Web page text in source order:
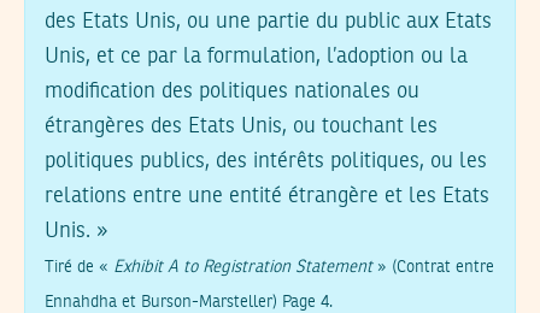
des Etats Unis, ou une partie du public aux Etats
Unis, et ce par la formulation, l’adoption ou la
modification des politiques nationales ou
étrangères des Etats Unis, ou touchant les
politiques publics, des intérêts politiques, ou les
relations entre une entité étrangère et les Etats
Unis. »
Tiré de « Exhibit A to Registration Statement » (Contrat entre
Ennahdha et Burson-Marsteller) Page 4.